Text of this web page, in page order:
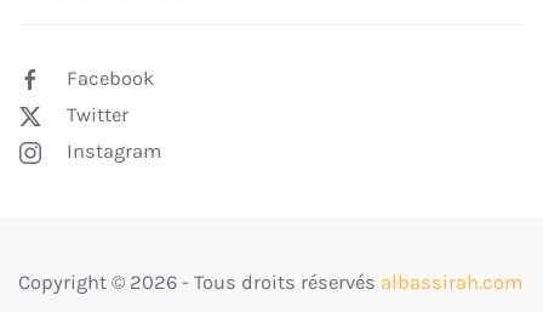
Facebook
Twitter
Instagram
Copyright © 2026 - Tous droits réservés albassirah.com